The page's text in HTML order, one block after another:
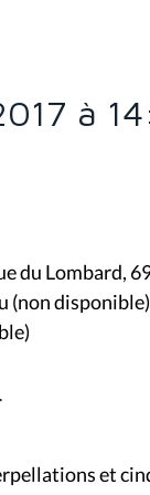
à
du Lombard,
(non disponible)
et